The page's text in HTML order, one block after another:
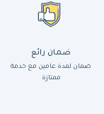
ضمان رائع
ضمان لمدة عامين مع خدمة
ممتازة